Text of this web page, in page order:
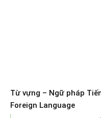
Từ vựng – Ngữ pháp
Foreign Language